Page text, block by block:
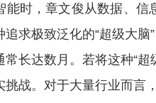
能时，章文俊从数据、
追求极致泛化的“超级大
长达数月。若将这种“
战。对于大量行业而言